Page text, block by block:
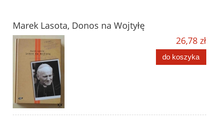
Marek Lasota, Donos na Wojtyłę
26,78 zł
do koszyka